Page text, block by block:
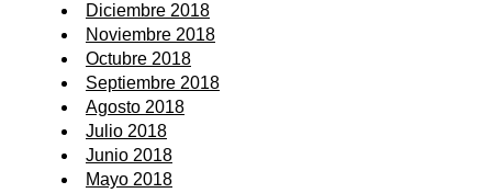
Diciembre 2018
Noviembre 2018
Octubre 2018
Septiembre 2018
Agosto 2018
Julio 2018
Junio 2018
Mayo 2018